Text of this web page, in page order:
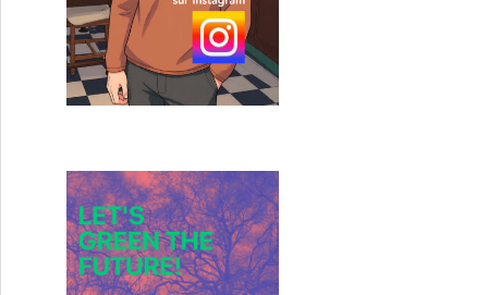
Audiard